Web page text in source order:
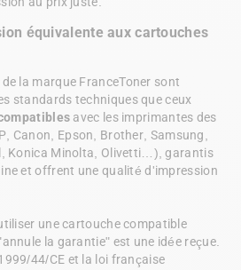
équivalente aux cartouches
la marque FranceToner sont
standards techniques que ceux
avec les imprimantes des
Canon, Epson, Brother, Samsung,
Konica Minolta, Olivetti…), garantis
et offrent une qualité d'impression
une cartouche compatible
la garantie" est une idée reçue.
44/CE et la loi française